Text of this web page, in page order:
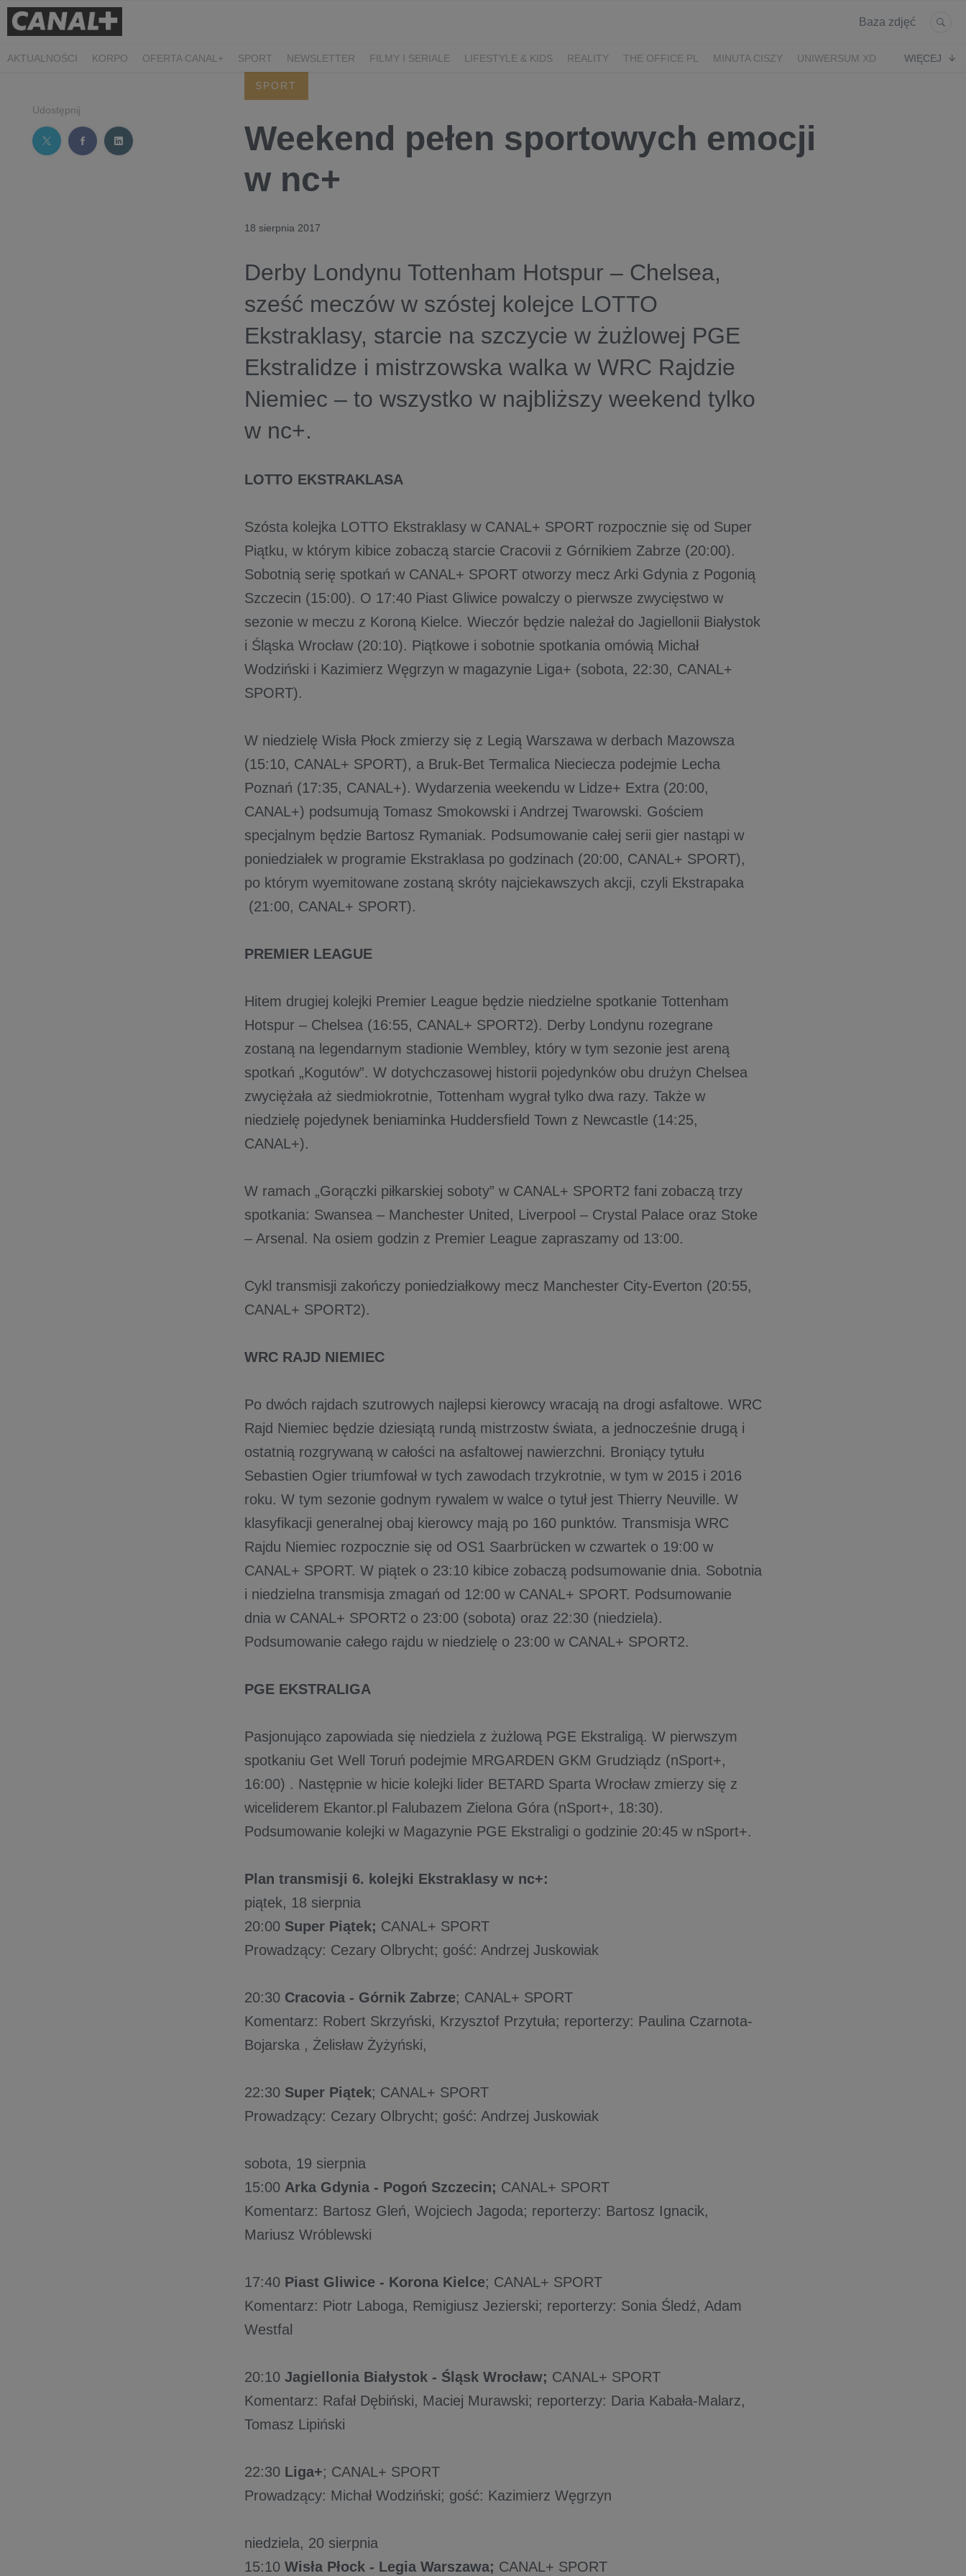
Baza zdjęć
AKTUALNOŚCI KORPO OFERTA CANAL+ SPORT NEWSLETTER FILMY I SERIALE LIFESTYLE & KIDS REALITY THE OFFICE PL MINUTA CISZY
UNIWERSUM XD
ALGORYTM MIŁOŚCI
PLANETA SINGLI. OSIEM HISTORII
KIDS DOKUMENT
WIĘCEJ
Udostępnij
SPORT
Weekend pełen sportowych emocji
w nc+
18 sierpnia 2017
Derby Londynu Tottenham Hotspur – Chelsea,
sześć meczów w szóstej kolejce LOTTO
Ekstraklasy, starcie na szczycie w żużlowej PGE
Ekstralidze i mistrzowska walka w WRC Rajdzie
Niemiec – to wszystko w najbliższy weekend tylko
w nc+.
LOTTO EKSTRAKLASA
Szósta kolejka LOTTO Ekstraklasy w CANAL+ SPORT rozpocznie się od Super
Piątku, w którym kibice zobaczą starcie Cracovii z Górnikiem Zabrze (20:00).
Sobotnią serię spotkań w CANAL+ SPORT otworzy mecz Arki Gdynia z Pogonią
Szczecin (15:00). O 17:40 Piast Gliwice powalczy o pierwsze zwycięstwo w
sezonie w meczu z Koroną Kielce. Wieczór będzie należał do Jagiellonii Białystok
i Śląska Wrocław (20:10). Piątkowe i sobotnie spotkania omówią Michał
Wodziński i Kazimierz Węgrzyn w magazynie Liga+ (sobota, 22:30, CANAL+
SPORT).
W niedzielę Wisła Płock zmierzy się z Legią Warszawa w derbach Mazowsza
(15:10, CANAL+ SPORT), a Bruk-Bet Termalica Nieciecza podejmie Lecha
Poznań (17:35, CANAL+). Wydarzenia weekendu w Lidze+ Extra (20:00,
CANAL+) podsumują Tomasz Smokowski i Andrzej Twarowski. Gościem
specjalnym będzie Bartosz Rymaniak. Podsumowanie całej serii gier nastąpi w
poniedziałek w programie Ekstraklasa po godzinach (20:00, CANAL+ SPORT),
po którym wyemitowane zostaną skróty najciekawszych akcji, czyli Ekstrapaka
(21:00, CANAL+ SPORT).
PREMIER LEAGUE
Hitem drugiej kolejki Premier League będzie niedzielne spotkanie Tottenham
Hotspur – Chelsea (16:55, CANAL+ SPORT2). Derby Londynu rozegrane
zostaną na legendarnym stadionie Wembley, który w tym sezonie jest areną
spotkań „Kogutów”. W dotychczasowej historii pojedynków obu drużyn Chelsea
zwyciężała aż siedmiokrotnie, Tottenham wygrał tylko dwa razy. Także w
niedzielę pojedynek beniaminka Huddersfield Town z Newcastle (14:25,
CANAL+).
W ramach „Gorączki piłkarskiej soboty” w CANAL+ SPORT2 fani zobaczą trzy
spotkania: Swansea – Manchester United, Liverpool – Crystal Palace oraz Stoke
– Arsenal. Na osiem godzin z Premier League zapraszamy od 13:00.
Cykl transmisji zakończy poniedziałkowy mecz Manchester City-Everton (20:55,
CANAL+ SPORT2).
WRC RAJD NIEMIEC
Po dwóch rajdach szutrowych najlepsi kierowcy wracają na drogi asfaltowe. WRC
Rajd Niemiec będzie dziesiątą rundą mistrzostw świata, a jednocześnie drugą i
ostatnią rozgrywaną w całości na asfaltowej nawierzchni. Broniący tytułu
Sebastien Ogier triumfował w tych zawodach trzykrotnie, w tym w 2015 i 2016
roku. W tym sezonie godnym rywalem w walce o tytuł jest Thierry Neuville. W
klasyfikacji generalnej obaj kierowcy mają po 160 punktów. Transmisja WRC
Rajdu Niemiec rozpocznie się od OS1 Saarbrücken w czwartek o 19:00 w
CANAL+ SPORT. W piątek o 23:10 kibice zobaczą podsumowanie dnia. Sobotnia
i niedzielna transmisja zmagań od 12:00 w CANAL+ SPORT. Podsumowanie
dnia w CANAL+ SPORT2 o 23:00 (sobota) oraz 22:30 (niedziela).
Podsumowanie całego rajdu w niedzielę o 23:00 w CANAL+ SPORT2.
PGE EKSTRALIGA
Pasjonująco zapowiada się niedziela z żużlową PGE Ekstraligą. W pierwszym
spotkaniu Get Well Toruń podejmie MRGARDEN GKM Grudziądz (nSport+,
16:00) . Następnie w hicie kolejki lider BETARD Sparta Wrocław zmierzy się z
wiceliderem Ekantor.pl Falubazem Zielona Góra (nSport+, 18:30).
Podsumowanie kolejki w Magazynie PGE Ekstraligi o godzinie 20:45 w nSport+.
Plan transmisji 6. kolejki Ekstraklasy w nc+:
piątek, 18 sierpnia
20:00 Super Piątek; CANAL+ SPORT
Prowadzący: Cezary Olbrycht; gość: Andrzej Juskowiak
20:30 Cracovia - Górnik Zabrze; CANAL+ SPORT
Komentarz: Robert Skrzyński, Krzysztof Przytuła; reporterzy: Paulina Czarnota-
Bojarska , Żelisław Żyżyński,
22:30 Super Piątek; CANAL+ SPORT
Prowadzący: Cezary Olbrycht; gość: Andrzej Juskowiak
sobota, 19 sierpnia
15:00 Arka Gdynia - Pogoń Szczecin; CANAL+ SPORT
Komentarz: Bartosz Gleń, Wojciech Jagoda; reporterzy: Bartosz Ignacik,
Mariusz Wróblewski
17:40 Piast Gliwice - Korona Kielce; CANAL+ SPORT
Komentarz: Piotr Laboga, Remigiusz Jezierski; reporterzy: Sonia Śledź, Adam
Westfal
20:10 Jagiellonia Białystok - Śląsk Wrocław; CANAL+ SPORT
Komentarz: Rafał Dębiński, Maciej Murawski; reporterzy: Daria Kabała-Malarz,
Tomasz Lipiński
22:30 Liga+; CANAL+ SPORT
Prowadzący: Michał Wodziński; gość: Kazimierz Węgrzyn
niedziela, 20 sierpnia
15:10 Wisła Płock - Legia Warszawa; CANAL+ SPORT